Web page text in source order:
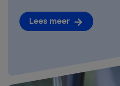
Lees meer